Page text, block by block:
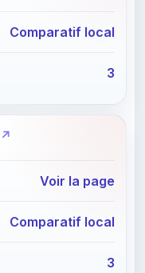
Comparatif local
3
Voir la page
Comparatif local
3